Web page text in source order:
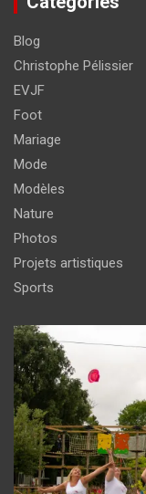
Blog
Christophe Pélissier
EVJF
Foot
Mariage
Mode
Modèles
Nature
Photos
Projets artistiques
Sports